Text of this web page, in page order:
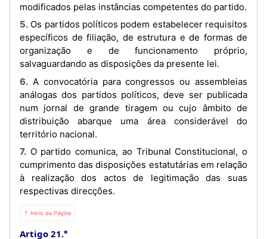
modificados pelas instâncias competentes do partido.
5. Os partidos políticos podem estabelecer requisitos
específicos de filiação, de estrutura e de formas de
organização e de funcionamento próprio,
salvaguardando as disposições da presente lei.
6. A convocatória para congressos ou assembleias
análogas dos partidos políticos, deve ser publicada
num jornal de grande tiragem ou cujo âmbito de
distribuição abarque uma área considerável do
território nacional.
7. O partido comunica, ao Tribunal Constitucional, o
cumprimento das disposições estatutárias em relação
à realização dos actos de legitimação das suas
respectivas direcções.
⇡ Início da Página
Artigo 21.°